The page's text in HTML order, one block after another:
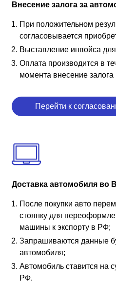
Внесение залога за
При положительном
согласовывается
Выставление инвойса
Оплата производится в
момента внесение залога
Перейти к
Доставка автомобиля во
После покупки авто
стоянку для
машины к экспорту в РФ;
Запрашиваются данные
автомобиля;
Автомобиль ставится на
РФ.